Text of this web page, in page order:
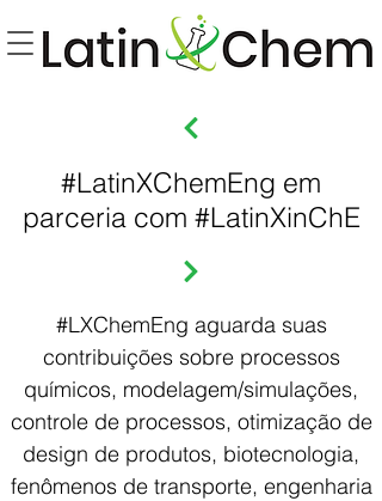
#LatinXChemEng em
parceria com #LatinXinChE
#LXChemEng aguarda suas
contribuições sobre processos
químicos, modelagem/simulações,
controle de processos, otimização de
design de produtos, biotecnologia,
fenômenos de transporte, engenharia